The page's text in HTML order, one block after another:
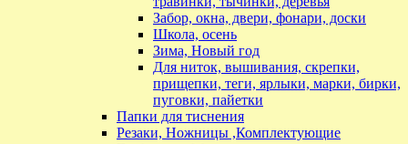
Забор, окна, двери, фонари, доски
Школа, осень
Зима, Новый год
Для ниток, вышивания, скрепки,
прищепки, теги, ярлыки, марки, бирки,
пуговки, пайетки
Папки для тиснения
Резаки, Ножницы ,Комплектующие